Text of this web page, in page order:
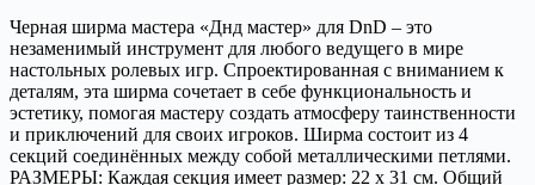
Черная ширма мастера «Днд мастер» для DnD – это
незаменимый инструмент для любого ведущего в мире
настольных ролевых игр. Спроектированная с вниманием к
деталям, эта ширма сочетает в себе функциональность и
эстетику, помогая мастеру создать атмосферу таинственности
и приключений для своих игроков. Шиpмa cостоит из 4
cекций coeдинённых мeжду coбой металличeскими петлями.
РАЗМEPЫ: Каждая секция имеет размер: 22 х 31 см. Общий